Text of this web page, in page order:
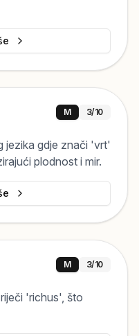
M 3/10
jezika gdje znači 'vrt'
plodnost i mir.
M 3/10
'richus', što